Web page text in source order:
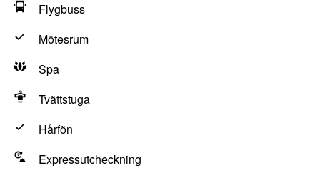
Flygbuss
Mötesrum
Spa
Tvättstuga
Hårfön
Expressutcheckning